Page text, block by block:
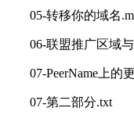
05-转移你的域名
06-联盟推广区域
07-PeerName上的
07-第二部分.txt